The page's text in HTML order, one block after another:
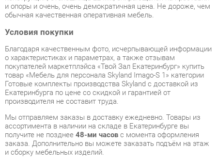
Условия покупки
Благодаря качественным фото, исчерпывающей информации
о характеристиках и параметрах, а также отзывам
покупателей маркетплэйса «Твой Зал Екатеринбург» купить
товар «Мебель для персонала Skyland Imago-S 1» категории
Готовые комплекты производства Skyland с доставкой из
Екатеринбурга по цене со скидкой и гарантией от
производителя не составит труда.
Мы отправляем заказы в доставку ежедневно. Товары из
ассортимента в наличии на складе в Екатеринбурге вы
получите не позднее48-ми часовс момента оформления
и сборку мебельных изделий.
Срок доставки в другие регионы, и для товаров, находящихся
на складах производителей, рассчитывается индивидуально.
Уточнить наличие, срок и стоимость доставки вы можете